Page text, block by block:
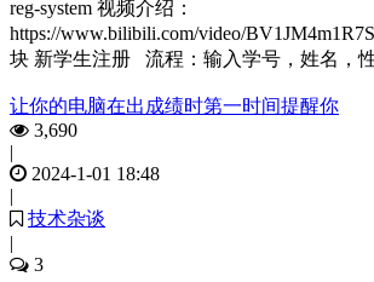
reg-system 视频介绍：
https://www.bilibili.com/video/
块 新学生注册 流程：输入学号，姓名，
让你的电脑在出成绩时第一时间提醒你
3,690
|
2024-1-01 18:48
|
技术杂谈
|
3